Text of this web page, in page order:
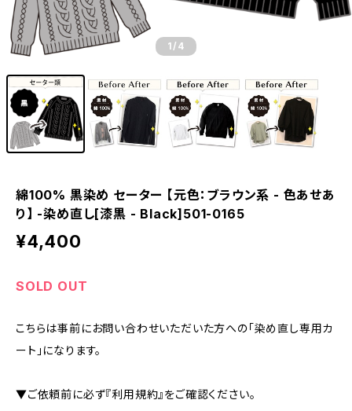
1 /4
綿100% 黒染め セーター 【元色：ブラウン系 - 色あせあ
り】 -染め直し[漆黒 - Black]501-0165
¥4,400
SOLD OUT
こちらは事前にお問い合わせいただいた方への「染め直し専用カ
ート」になります。
▼ご依頼前に必ず『利用規約』をご確認ください。